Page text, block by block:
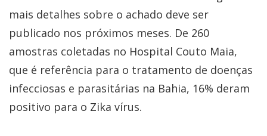
mais detalhes sobre o achado deve ser
publicado nos próximos meses. De 260
amostras coletadas no Hospital Couto Maia,
que é referência para o tratamento de doenças
infecciosas e parasitárias na Bahia, 16% deram
positivo para o Zika vírus.